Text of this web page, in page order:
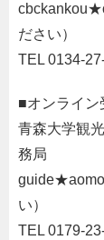
ださい）
TEL 0134-
■オンライン
青森大学観
務局
い）
TEL 0179-